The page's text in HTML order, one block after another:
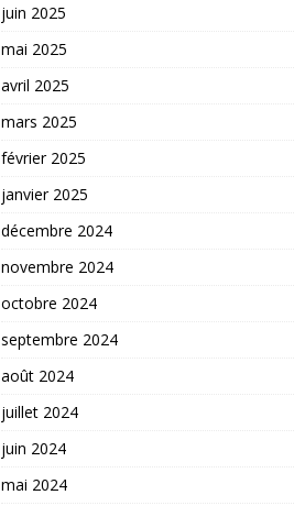
juin 2025
mai 2025
avril 2025
mars 2025
février 2025
janvier 2025
décembre 2024
novembre 2024
octobre 2024
septembre 2024
août 2024
juillet 2024
juin 2024
mai 2024